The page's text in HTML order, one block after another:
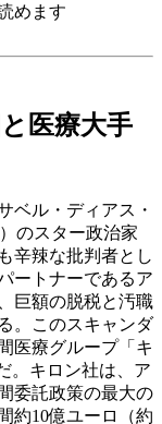
めます
医療大手
ベル・ディアス・
のスター政治家
辛辣な批判者とし
ートナーであるア
巨額の脱税と汚職
。このスキャンダ
医療グループ「キ
。キロン社は、ア
委託政策の最大の
約10億ユーロ（約